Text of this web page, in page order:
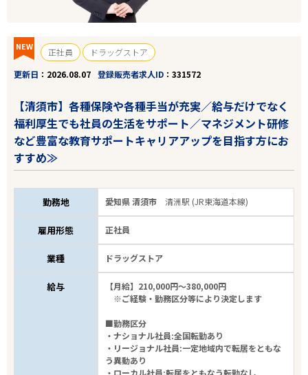
NEW 正社員
ドラッグストア
更新日
2026.08.07 登録販売者求人ID 331572
【清須市】各種保険や各種手当が充実／給与だけでなく
福利厚生でも社員の生活をサポート／マネジメント研修
など豊富な教育サポートキャリアアップを目指す方にお
すすめ≫
勤務地 愛知県 清須市清洲駅 (JR東海道本線)
雇用形態 正社員
業種 ドラッグストア
給与
【月給】210,000円～380,000円
※ご経験・勤務区分等により決定します
■勤務区分
・ナショナル社員:全国転勤あり
・リージョナル社員:一定地域内で転居をともな
う異動あり
・ローカル社員:転居をともなう転勤なし